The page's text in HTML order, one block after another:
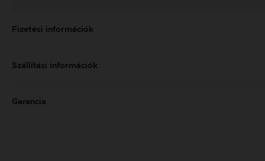
Fizetési információk
Szállítási információk
Garancia